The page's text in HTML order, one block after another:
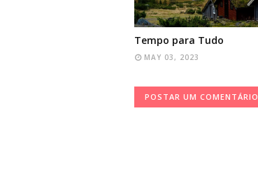
Tempo para Tudo
MAY 03, 2023
POSTAR UM COMENTÁRIO